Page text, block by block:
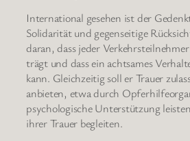
International gesehen ist der
Solidarität und gegenseitige
daran, dass jeder
trägt und dass ein achtsames
kann. Gleichzeitig soll er Trauer
anbieten, etwa durch
psychologische Unterstützung
ihrer Trauer begleiten.